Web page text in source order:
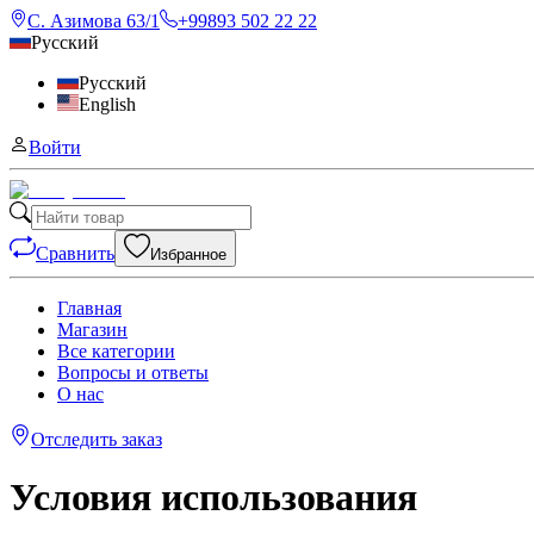
С. Азимова 63/1
+99893 502 22 22
Русский
Русский
English
Войти
Сравнить Избранное
Главная
Магазин
Все категории
Вопросы и ответы
О нас
Отследить заказ
Условия использования